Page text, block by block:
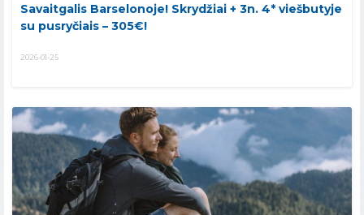
Savaitgalis Barselonoje! Skrydžiai + 3n. 4* viešbutyje
su pusryčiais – 305€!
2026-01-25